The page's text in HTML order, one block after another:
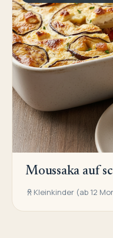
Moussaka auf
Kleinkinder (ab 12